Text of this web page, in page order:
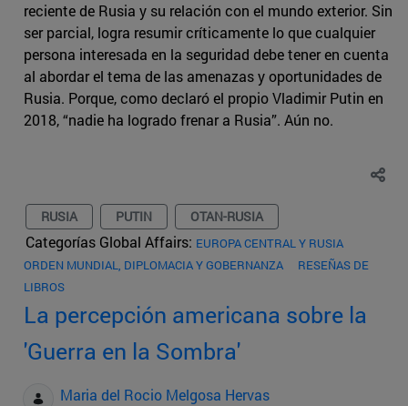
reciente de Rusia y su relación con el mundo exterior. Sin
ser parcial, logra resumir críticamente lo que cualquier
persona interesada en la seguridad debe tener en cuenta
al abordar el tema de las amenazas y oportunidades de
Rusia. Porque, como declaró el propio Vladimir Putin en
2018, “nadie ha logrado frenar a Rusia”. Aún no.
RUSIA PUTIN OTAN-RUSIA
Categorías Global Affairs: EUROPA CENTRAL Y RUSIA
ORDEN MUNDIAL, DIPLOMACIA Y GOBERNANZA
RESEÑAS DE
LIBROS
La percepción americana sobre la
'Guerra en la Sombra'
Maria del Rocio Melgosa Hervas